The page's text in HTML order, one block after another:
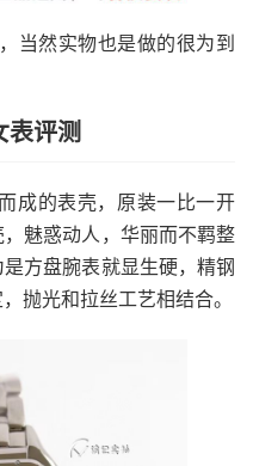
当然实物也是做的很为到
表评测
成的表壳，原装一比一开
魅惑动人，华丽而不羁整
方盘腕表就显生硬，精钢
抛光和拉丝工艺相结合。